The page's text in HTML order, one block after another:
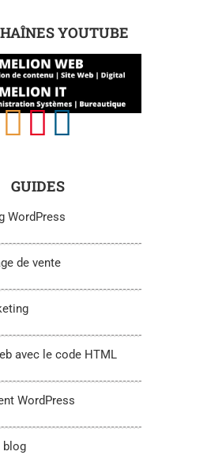
YOUTUBE
GUIDES
WordPress
de vente
avec le code HTML
WordPress
blog